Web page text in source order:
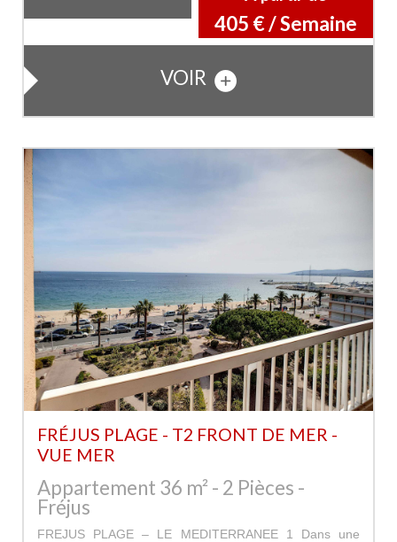
405 € / Semaine
VOIR
FRÉJUS PLAGE - T2 FRONT DE MER -
VUE MER
Appartement 36 m² - 2 Pièces -
Fréjus
FREJUS PLAGE – LE MEDITERRANEE 1 Dans une